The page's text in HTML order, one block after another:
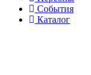
События
Каталог